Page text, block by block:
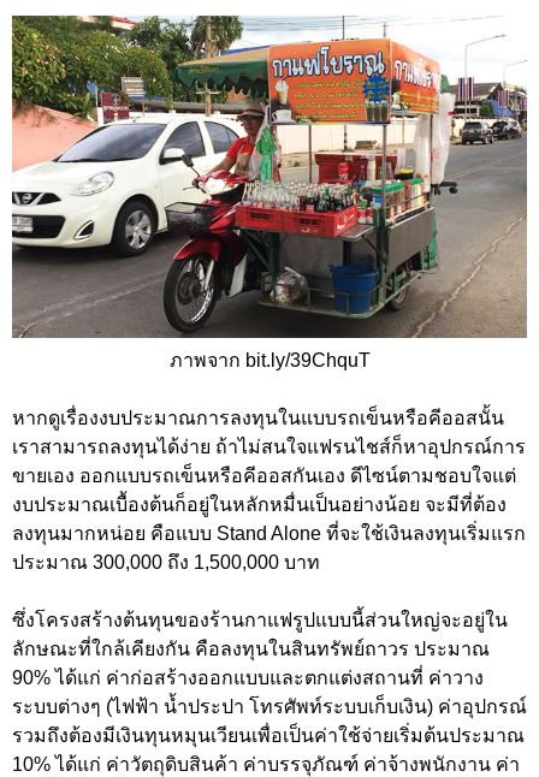
ภาพจาก bit.ly/39ChquT
หากดูเรื่องงบประมาณการลงทุนในแบบรถเข็นหรือคีออสนั้น
เราสามารถลงทุนได้ง่าย ถ้าไม่สนใจแฟรนไชส์ก็หาอุปกรณ์การ
ขายเอง ออกแบบรถเข็นหรือคีออสกันเอง ดีไซน์ตามชอบใจแต่
งบประมาณเบื้องต้นก็อยู่ในหลักหมื่นเป็นอย่างน้อย จะมีที่ต้อง
ลงทุนมากหน่อย คือแบบ Stand Alone ที่จะใช้เงินลงทุนเริ่มแรก
ประมาณ 300,000 ถึง 1,500,000 บาท
ซึ่งโครงสร้างต้นทุนของร้านกาแฟรูปแบบนี้ส่วนใหญ่จะอยู่ใน
ลักษณะที่ใกล้เคียงกัน คือลงทุนในสินทรัพย์ถาวร ประมาณ
90% ได้แก่ ค่าก่อสร้างออกแบบและตกแต่งสถานที่ ค่าวาง
ระบบต่างๆ (ไฟฟ้า น้ำประปา โทรศัพท์ระบบเก็บเงิน) ค่าอุปกรณ์
รวมถึงต้องมีเงินทุนหมุนเวียนเพื่อเป็นค่าใช้จ่ายเริ่มต้นประมาณ
10% ได้แก่ ค่าวัตถุดิบสินค้า ค่าบรรจุภัณฑ์ ค่าจ้างพนักงาน ค่า